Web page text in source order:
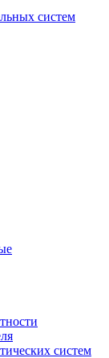
систем
систем